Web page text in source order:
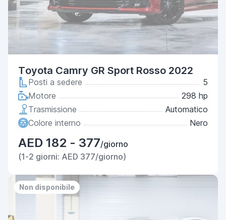
Toyota Camry GR Sport Rosso 2022
Posti a sedere
5
Motore
298 hp
Trasmissione
Automatico
Colore interno
Nero
AED 182 - 377/giorno
(1-2 giorni: AED 377/giorno)
Non disponibile